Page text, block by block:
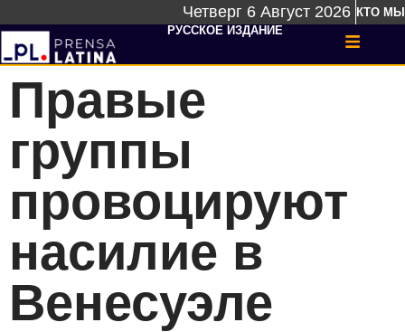
Четверг 6 Август 2026 КТО МЫ
РУССКОЕ ИЗДАНИЕ
Правые
группы
провоцируют
насилие в
Венесуэле